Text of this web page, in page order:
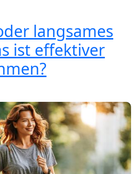
langsames
ist effektiver